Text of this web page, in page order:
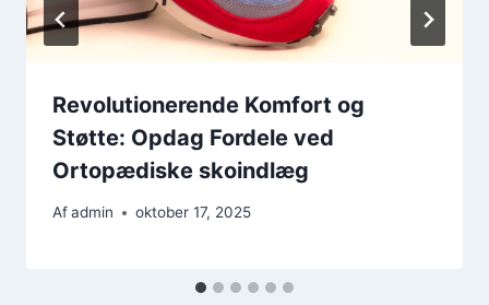
Revolutionerende Komfort og
Støtte: Opdag Fordele ved
Ortopædiske skoindlæg
Afadmin oktober 17, 2025